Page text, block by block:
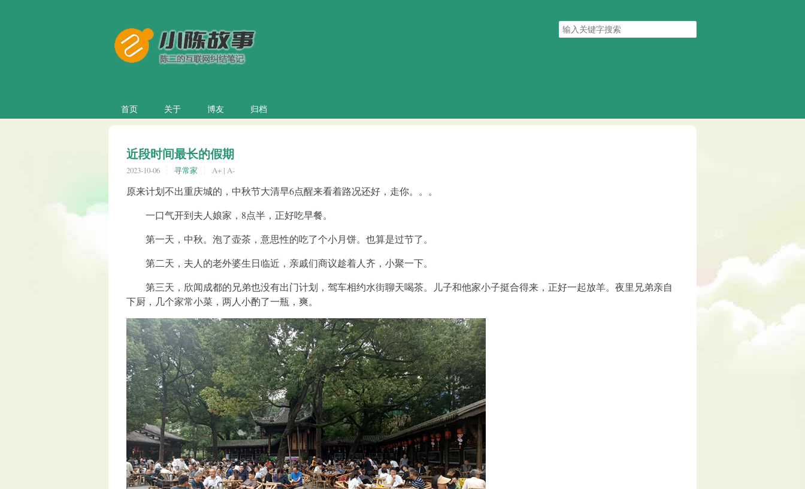
搜
索
首页 关于 博友 归档
近段时间最长的假期
2023-10-06 寻常家 A+ | A-
原来计划不出重庆城的，中秋节大清早6点醒来看着路况还好，走你。。。
一口气开到夫人娘家，8点半，正好吃早餐。
第一天，中秋。泡了壶茶，意思性的吃了个小月饼。也算是过节了。
第二天，夫人的老外婆生日临近，亲戚们商议趁着人齐，小聚一下。
第三天，欣闻成都的兄弟也没有出门计划，驾车相约水街聊天喝茶。儿子和他家小子挺合得来，正好一起放羊。夜里兄弟亲自
下厨，几个家常小菜，两人小酌了一瓶，爽。